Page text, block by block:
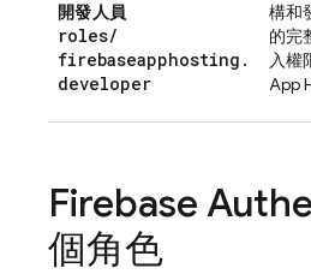
開發人員
roles/
firebaseapphosting .
developer
構和
的完
入權
App
Firebase
個角色